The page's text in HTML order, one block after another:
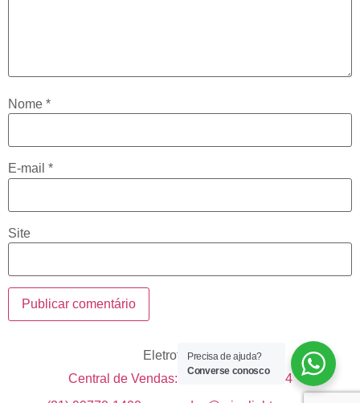
Nome *
E-mail *
Site
Eletrotécnica
Central de Vendas: +55 21 99633-1514
Precisa de ajuda?
Converse conosco